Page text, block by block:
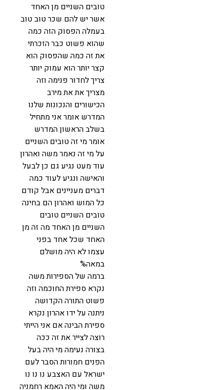
טובים השניים מן האחד
אשר יש להם שכר טוב טוב
בעמלה הפסוק הזה כמה
שהוא פשוט כבר הזכרתי
את זה כמה שהפסוק הוא
קצר יותר הוא עמוק יותר
צריך לחדור פנימה וזה
מצריך את את מירב
הכישורים והנכונות שלנו
המדרש אומר אני מתחיל
בשלב הראשון המדרש
אומר מי זה טובים השניים
על מי זה נאמר משה ואהרון
עוד מעט נגיע גם כן לבעל
והאישה ונגיע לעוד כמה
דברים מעניינים אבל קודם
כל המוש ואהרון הם בחינה
טובים השניים טובים
השניים מן האחד מה זה מן
האחד שכל אחד בפני
עצמו לא היה מושלם
במאה%
ברמה של הספירות משה
נקרא ספירת החוכמה וזה
פשוט התורה הקדושה
ניתנה על ידו אהרון נקרא
ספירת הבינה אם אני הייתי
רוצה לצייר את זה ככה
בצורה נעימה מי היה בעל
הפנים חמורות הסבר לעם
ישראל עם האצבע נו נו נו
משה ומי היה האמא רחמניה